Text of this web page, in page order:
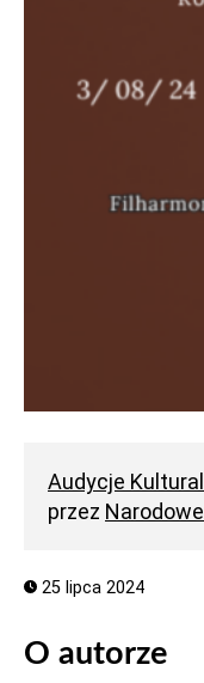
Audycje
przez
25 lipca 2024
O autorze